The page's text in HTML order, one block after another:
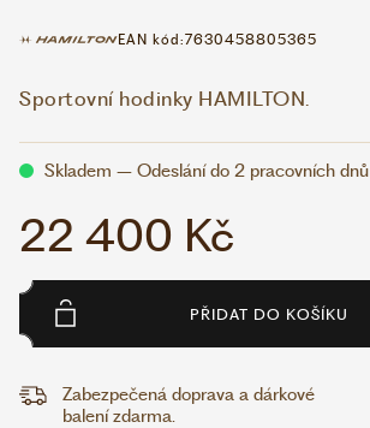
EAN kód:7630458805365
Sportovní hodinky HAMILTON.
Skladem – Odeslání do 2 pracovních dnů
22 400 Kč
PŘIDAT DO KOŠÍKU
Zabezpečená doprava a dárkové
balení zdarma.